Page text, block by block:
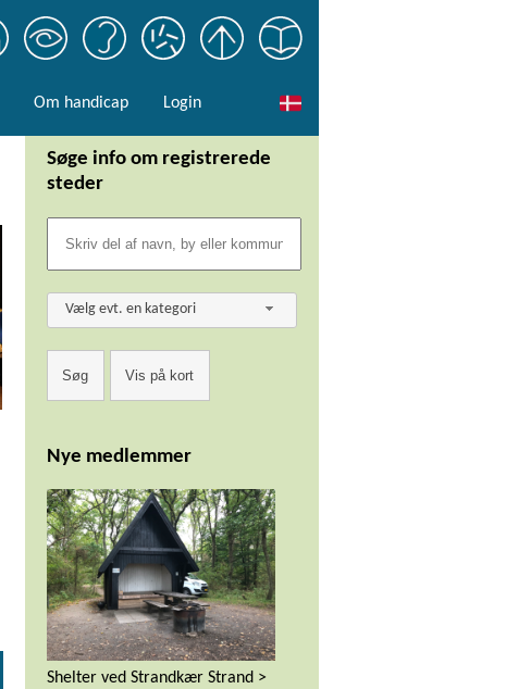
Om handicap Login
Søge info om registrerede
steder
Vælg evt. en kategori
Nye medlemmer
Shelter ved Strandkær Strand >